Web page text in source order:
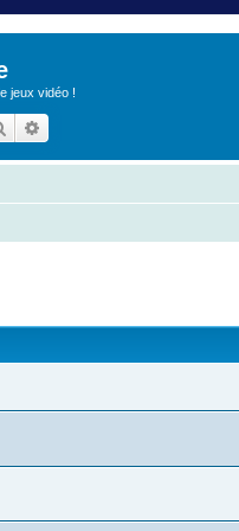
jeux vidéo !
Rechercher